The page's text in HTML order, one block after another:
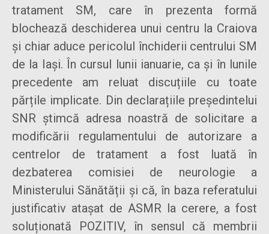
tratament SM, care în prezenta formă
blochează deschiderea unui centru la Craiova
și chiar aduce pericolul închiderii centrului SM
de la Iași. În cursul lunii ianuarie, ca și în lunile
precedente am reluat discuțiile cu toate
părțile implicate. Din declarațiile președintelui
SNR știmcă adresa noastră de solicitare a
modificării regulamentului de autorizare a
centrelor de tratament a fost luată în
dezbaterea comisiei de neurologie a
Ministerului Sănătății și că, în baza referatului
justificativ atașat de ASMR la cerere, a fost
soluționată POZITIV, în sensul că membrii